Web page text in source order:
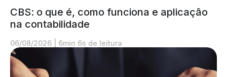
CBS: o que é, como funciona e aplicação
na contabilidade
06/08/2026 6min 6s de leitura